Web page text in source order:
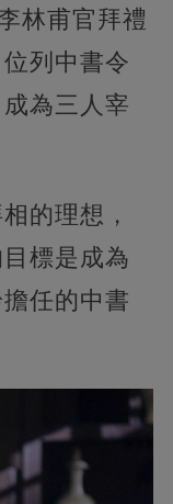
林甫官拜禮
列中書令
為三人宰
的理想，
標是成為
任的中書